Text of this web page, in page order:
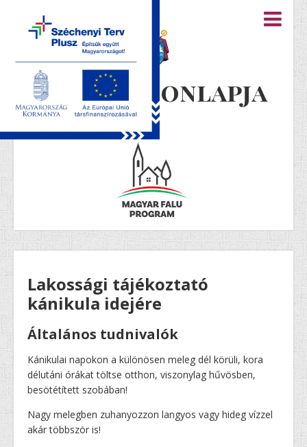
Újiráz honlapja
Lakossági tájékoztató
kánikula idejére
Általános tudnivalók
Kánikulai napokon a különösen meleg dél körüli, kora
délutáni órákat töltse otthon, viszonylag hűvösben,
besötétített szobában!
Nagy melegben zuhanyozzon langyos vagy hideg vízzel
akár többször is!